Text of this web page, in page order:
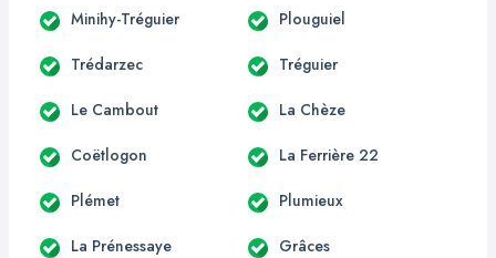
Minihy-Tréguier Plouguiel
Trédarzec Tréguier
Le Cambout La Chèze
Coëtlogon La Ferrière 22
Plémet Plumieux
La Prénessaye Grâces